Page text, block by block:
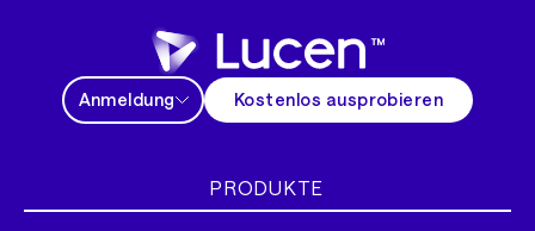
Anmeldung Kostenlos ausprobieren
PRODUKTE